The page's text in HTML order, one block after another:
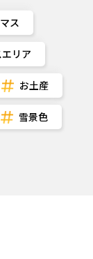
ス
リア
お土産
雪景色